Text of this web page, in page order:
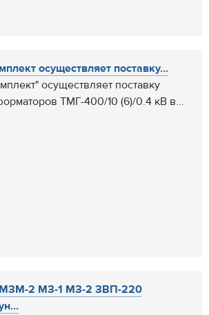
осуществляет поставку...
осуществляет поставку
ТМГ-400/10 (6)/0.4 кВ в...
2 МЗ-1 МЗ-2 ЗВП-220